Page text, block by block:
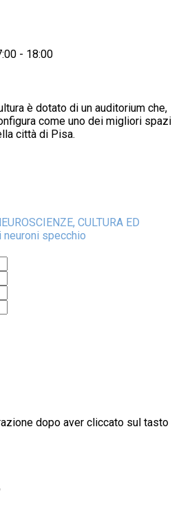
- 18:00
è dotato di un auditorium che,
come uno dei migliori spazi
città di Pisa.
CULTURA ED
neuroni specchio
dopo aver cliccato sul tasto